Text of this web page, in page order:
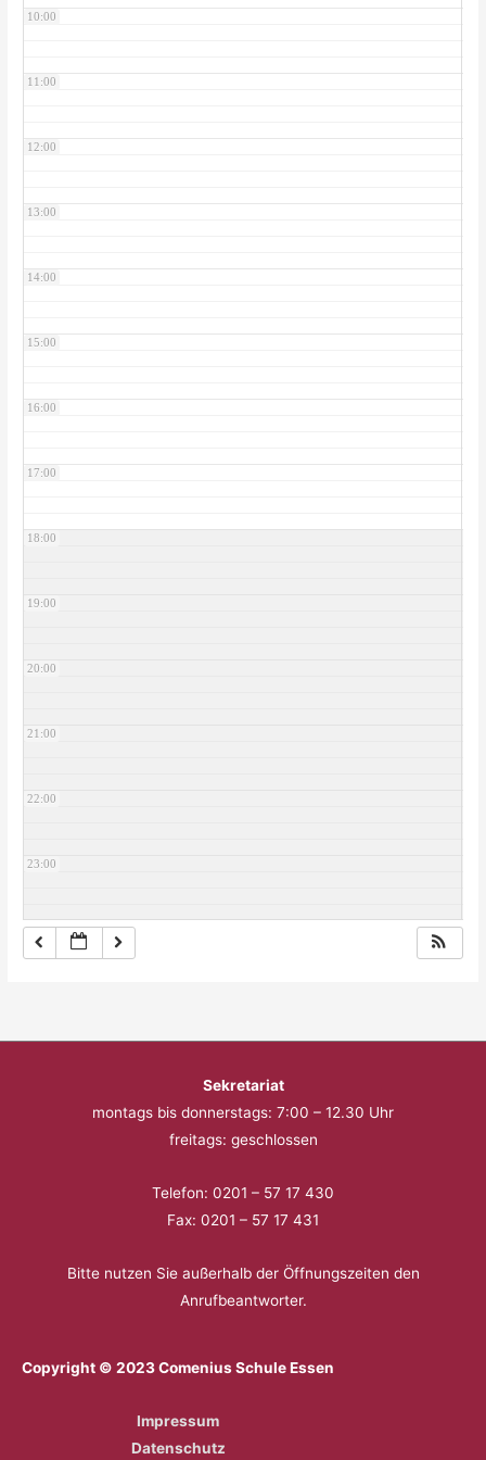
10:00
11:00
12:00
13:00
14:00
15:00
16:00
17:00
18:00
19:00
20:00
21:00
22:00
23:00
Sekretariat
montags bis donnerstags: 7:00 – 12.30 Uhr
freitags: geschlossen
Telefon: 0201 – 57 17 430
Fax: 0201 – 57 17 431
Bitte nutzen Sie außerhalb der Öffnungszeiten den
Anrufbeantworter.
Copyright © 2023 Comenius Schule Essen
Impressum
Datenschutz